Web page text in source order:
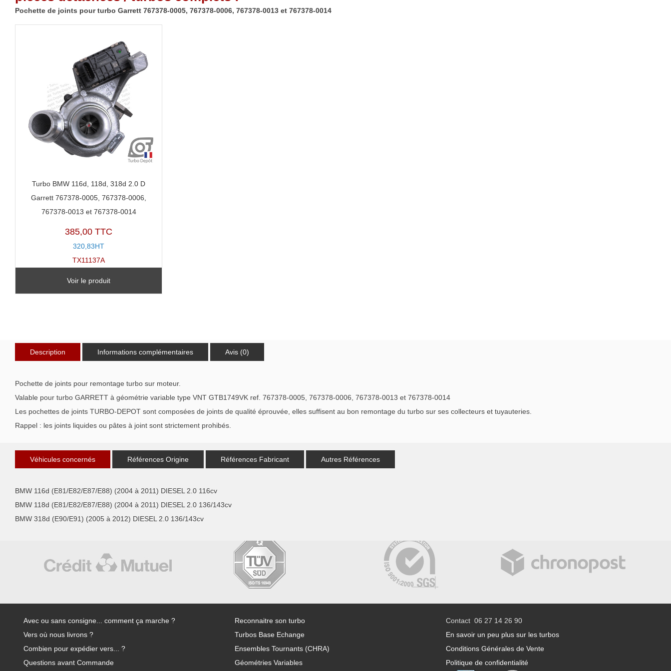
Pochette de joints pour turbo Garrett 767378-0005, 767378-0006, 767378-0013 et 767378-0014
Turbo BMW 116d, 118d, 318d 2.0 D
Garrett 767378-0005, 767378-0006,
767378-0013 et 767378-0014
385,00 TTC
320,83HT
TX11137A
Voir le produit
Description Informations complémentaires Avis (0)
Pochette de joints pour remontage turbo sur moteur.
Valable pour turbo GARRETT à géométrie variable type VNT GTB1749VK ref. 767378-0005, 767378-0006, 767378-0013 et 767378-0014
Les pochettes de joints TURBO-DEPOT sont composées de joints de qualité éprouvée, elles suffisent au bon remontage du turbo sur ses collecteurs et tuyauteries.
Rappel : les joints liquides ou pâtes à joint sont strictement prohibés.
Véhicules concernés Références Origine Références Fabricant Autres Références
BMW 116d (E81/E82/E87/E88) (2004 à 2011) DIESEL 2.0 116cv
BMW 118d (E81/E82/E87/E88) (2004 à 2011) DIESEL 2.0 136/143cv
BMW 318d (E90/E91) (2005 à 2012) DIESEL 2.0 136/143cv
Avec ou sans consigne... comment ça marche ?
Vers où nous livrons ?
Combien pour expédier vers... ?
Questions avant Commande
Reconnaitre son turbo
Turbos Base Echange
Ensembles Tournants (CHRA)
Géométries Variables
Contact 06 27 14 26 90
En savoir un peu plus sur les turbos
Conditions Générales de Vente
Politique de confidentialité